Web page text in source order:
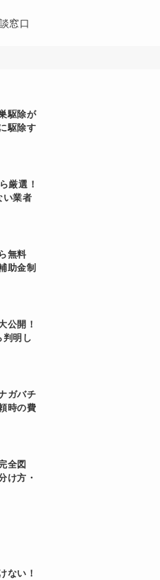
窓口
駆除が
駆除す
厳選！
い業者
無料
助金制
公開！
判明し
ガバチ
時の費
全図
け方・
ない！